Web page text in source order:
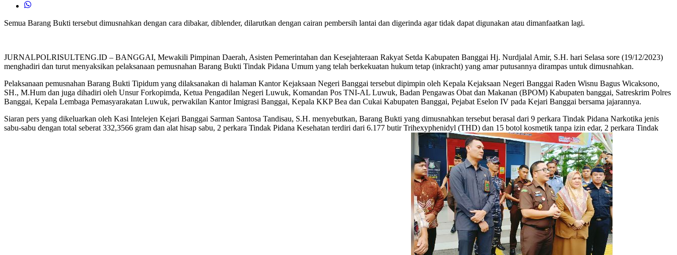
Semua Barang Bukti tersebut dimusnahkan dengan cara dibakar, diblender, dilarutkan dengan cairan pembersih lantai dan digerinda agar tidak dapat digunakan atau dimanfaatkan lagi.
JURNALPOLRISULTENG.ID – BANGGAI, Mewakili Pimpinan Daerah, Asisten Pemerintahan dan Kesejahteraan Rakyat Setda Kabupaten Banggai Hj. Nurdjalal Amir, S.H. hari Selasa sore (19/12/2023)
menghadiri dan turut menyaksikan pelaksanaan pemusnahan Barang Bukti Tindak Pidana Umum yang telah berkekuatan hukum tetap (inkracht) yang amar putusannya dirampas untuk dimusnahkan.
Pelaksanaan pemusnahan Barang Bukti Tipidum yang dilaksanakan di halaman Kantor Kejaksaan Negeri Banggai tersebut dipimpin oleh Kepala Kejaksaan Negeri Banggai Raden Wisnu Bagus Wicaksono,
SH., M.Hum dan juga dihadiri oleh Unsur Forkopimda, Ketua Pengadilan Negeri Luwuk, Komandan Pos TNI-AL Luwuk, Badan Pengawas Obat dan Makanan (BPOM) Kabupaten banggai, Satreskrim Polres
Banggai, Kepala Lembaga Pemasyarakatan Luwuk, perwakilan Kantor Imigrasi Banggai, Kepala KKP Bea dan Cukai Kabupaten Banggai, Pejabat Eselon IV pada Kejari Banggai bersama jajarannya.
Siaran pers yang dikeluarkan oleh Kasi Intelejen Kejari Banggai Sarman Santosa Tandisau, S.H. menyebutkan, Barang Bukti yang dimusnahkan tersebut berasal dari 9 perkara Tindak Pidana Narkotika jenis
sabu-sabu dengan total seberat 332,3566 gram dan alat hisap sabu, 2 perkara Tindak Pidana Kesehatan terdiri dari 6.177 butir Trihexyphenidyl (THD) dan 15 botol kosmetik tanpa izin edar, 2 perkara Tindak